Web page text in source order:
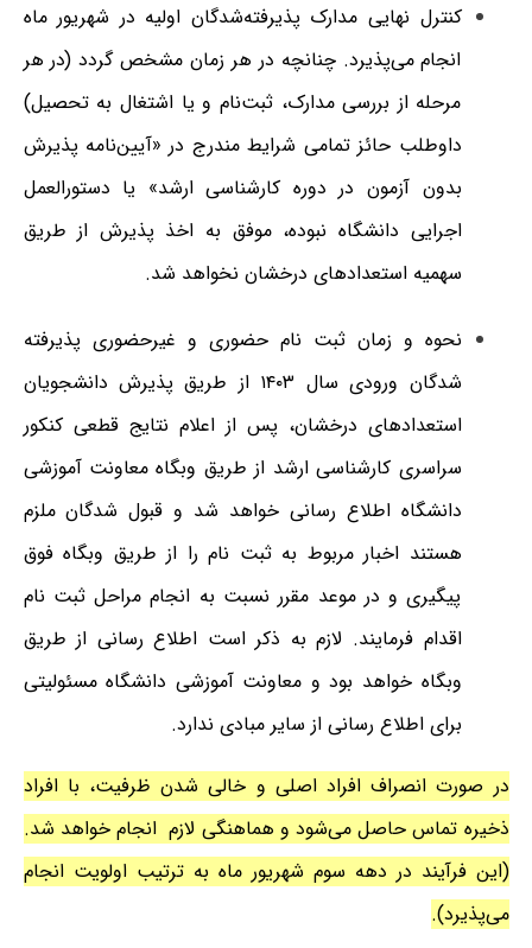
کنترل نهایی مدارک پذیرفته‌شدگان اولیه در شهریور ماه
انجام می‌پذیرد. چنانچه در هر زمان مشخص گردد (در هر
مرحله از بررسی مدارک، ثبت‌نام و یا اشتغال به تحصیل)
داوطلب حائز تمامی شرایط مندرج در «آیین‌نامه پذیرش
بدون آزمون در دوره کارشناسی ارشد» یا دستورالعمل
اجرایی دانشگاه نبوده، موفق به اخذ پذیرش از طریق
سهمیه استعدادهای درخشان نخواهد شد.
نحوه و زمان ثبت نام حضوری و غیرحضوری پذیرفته
شدگان ورودی سال ۱۴۰۳ از طریق پذیرش دانشجویان
استعدادهای درخشان، پس از اعلام نتایج قطعی کنکور
سراسری کارشناسی ارشد از طریق وبگاه معاونت آموزشی
دانشگاه اطلاع رسانی خواهد شد و قبول شدگان ملزم
هستند اخبار مربوط به ثبت نام را از طریق وبگاه فوق
پیگیری و در موعد مقرر نسبت به انجام مراحل ثبت نام
اقدام فرمایند. لازم به ذکر است اطلاع رسانی از طریق
وبگاه خواهد بود و معاونت آموزشی دانشگاه مسئولیتی
برای اطلاع رسانی از سایر مبادی ندارد.
در صورت انصراف افراد اصلی و خالی شدن ظرفیت، با افراد
ذخیره تماس حاصل می‌شود و هماهنگی لازم انجام خواهد شد.
(این فرآیند در دهه سوم شهریور ماه به ترتیب اولویت انجام
می‌پذیرد).